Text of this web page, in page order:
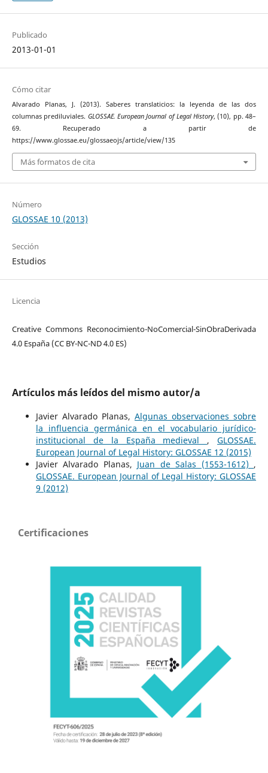
Publicado
2013-01-01
Cómo citar
Alvarado Planas, J. (2013). Saberes translaticios: la leyenda de las dos
columnas prediluviales. GLOSSAE. European Journal of Legal History, (10), pp. 48–
69. Recuperado a partir de
https://www.glossae.eu/glossaeojs/article/view/135
Más formatos de cita
Número
GLOSSAE 10 (2013)
Sección
Estudios
Licencia
Creative Commons Reconocimiento-NoComercial-SinObraDerivada
4.0 España (CC BY-NC-ND 4.0 ES)
Artículos más leídos del mismo autor/a
Javier Alvarado Planas,Algunas observaciones sobre
la influencia germánica en el vocabulario jurídico-
institucional de la España medieval ,GLOSSAE.
European Journal of Legal History: GLOSSAE 12 (2015)
Javier Alvarado Planas, Juan de Salas (1553-1612) ,
GLOSSAE. European Journal of Legal History: GLOSSAE
9 (2012)
Certificaciones